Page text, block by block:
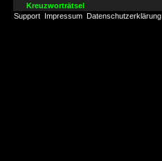
Kreuzworträtsel
Support Impressum Datenschutzerklärung